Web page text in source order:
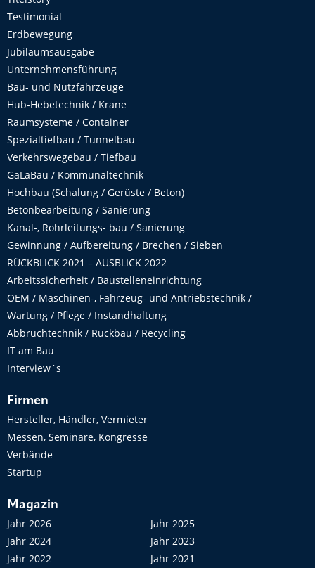
Testimonial
Erdbewegung
Jubiläumsausgabe
Unternehmensführung
Bau- und Nutzfahrzeuge
Hub-Hebetechnik / Krane
Raumsysteme / Container
Spezialtiefbau / Tunnelbau
Verkehrswegebau / Tiefbau
GaLaBau / Kommunaltechnik
Hochbau (Schalung / Gerüste / Beton)
Betonbearbeitung / Sanierung
Kanal-, Rohrleitungs- bau / Sanierung
Gewinnung / Aufbereitung / Brechen / Sieben
RÜCKBLICK 2021 – AUSBLICK 2022
Arbeitssicherheit / Baustelleneinrichtung
OEM / Maschinen-, Fahrzeug- und Antriebstechnik /
Wartung / Pflege / Instandhaltung
Abbruchtechnik / Rückbau / Recycling
IT am Bau
Interview´s
Firmen
Hersteller, Händler, Vermieter
Messen, Seminare, Kongresse
Verbände
Startup
Magazin
Jahr 2026
Jahr 2025
Jahr 2024
Jahr 2023
Jahr 2022
Jahr 2021